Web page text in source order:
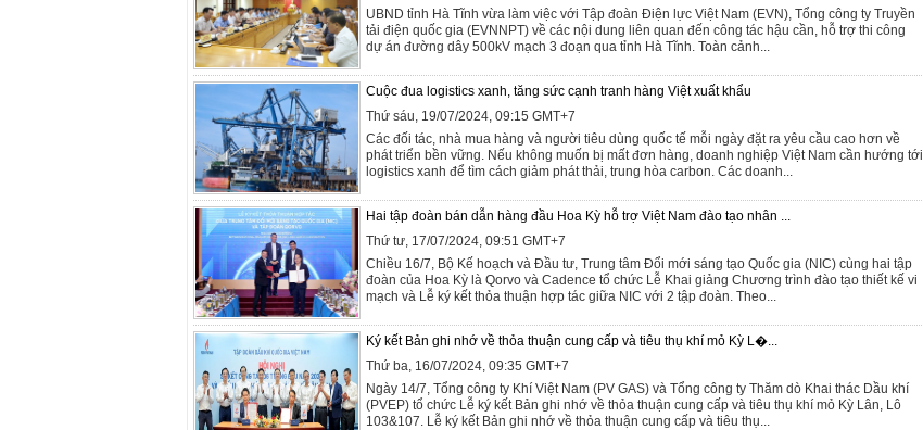
UBND tỉnh Hà Tĩnh vừa làm việc với Tập đoàn Điện lực Việt Nam (EVN), Tổng công ty Truyền
tải điện quốc gia (EVNNPT) về các nội dung liên quan đến công tác hậu cần, hỗ trợ thi công
dự án đường dây 500kV mạch 3 đoạn qua tỉnh Hà Tĩnh. Toàn cảnh...
Cuộc đua logistics xanh, tăng sức cạnh tranh hàng Việt xuất khẩu
Thứ sáu, 19/07/2024, 09:15 GMT+7
Các đối tác, nhà mua hàng và người tiêu dùng quốc tế mỗi ngày đặt ra yêu cầu cao hơn về
phát triển bền vững. Nếu không muốn bị mất đơn hàng, doanh nghiệp Việt Nam cần hướng tới
logistics xanh để tìm cách giảm phát thải, trung hòa carbon. Các doanh...
Hai tập đoàn bán dẫn hàng đầu Hoa Kỳ hỗ trợ Việt Nam đào tạo nhân ...
Thứ tư, 17/07/2024, 09:51 GMT+7
Chiều 16/7, Bộ Kế hoạch và Đầu tư, Trung tâm Đổi mới sáng tạo Quốc gia (NIC) cùng hai tập
đoàn của Hoa Kỳ là Qorvo và Cadence tổ chức Lễ Khai giảng Chương trình đào tạo thiết kế vi
mạch và Lễ ký kết thỏa thuận hợp tác giữa NIC với 2 tập đoàn. Theo...
Ký kết Bản ghi nhớ về thỏa thuận cung cấp và tiêu thụ khí mỏ Kỳ L�...
Thứ ba, 16/07/2024, 09:35 GMT+7
Ngày 14/7, Tổng công ty Khí Việt Nam (PV GAS) và Tổng công ty Thăm dò Khai thác Dầu khí
(PVEP) tổ chức Lễ ký kết Bản ghi nhớ về thỏa thuận cung cấp và tiêu thụ khí mỏ Kỳ Lân, Lô
103&107. Lễ ký kết Bản ghi nhớ về thỏa thuận cung cấp và tiêu thụ...